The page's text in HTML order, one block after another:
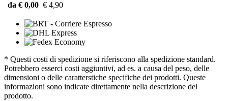
da € 0,00 € 4,90
* Questi costi di spedizione si riferiscono alla spedizione standard.
Potrebbero esserci costi aggiuntivi, ad es. a causa del peso, delle
dimensioni o delle caratterstiche specifiche dei prodotti. Queste
informazioni sono indicate direttamente nella descrizione del
prodotto.